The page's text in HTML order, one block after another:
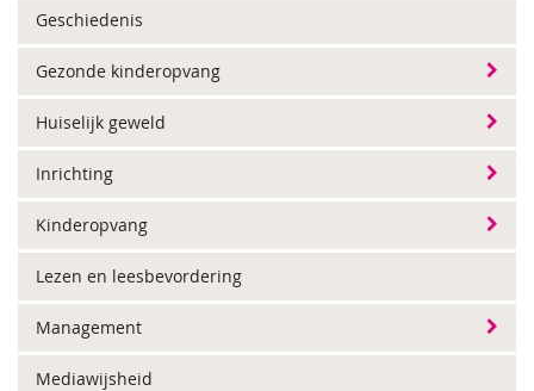
Geschiedenis
Gezonde kinderopvang
Huiselijk geweld
Inrichting
Kinderopvang
Lezen en leesbevordering
Management
Mediawijsheid